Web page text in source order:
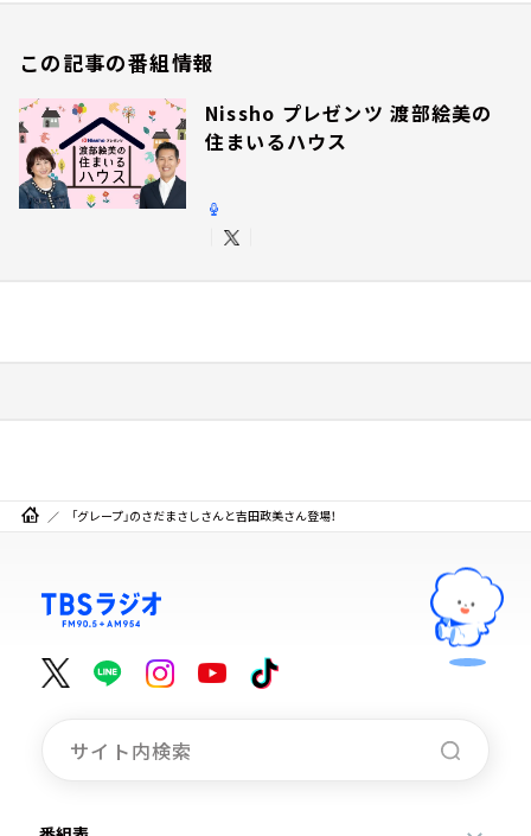
この記事の番組情報
Nissho プレゼンツ 渡部絵美の
住まいるハウス
「グレープ」のさだまさしさんと吉田政美さん登場！